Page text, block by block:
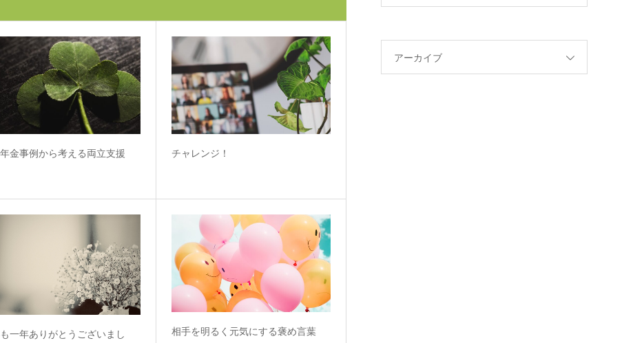
金事例から考える両立支援 チャレンジ！
一年ありがとうございまし
相手を明るく元気にする褒め言葉
アーカイブ